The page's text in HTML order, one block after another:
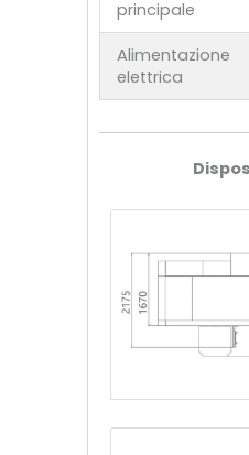
principale
Alimentazione
elettrica